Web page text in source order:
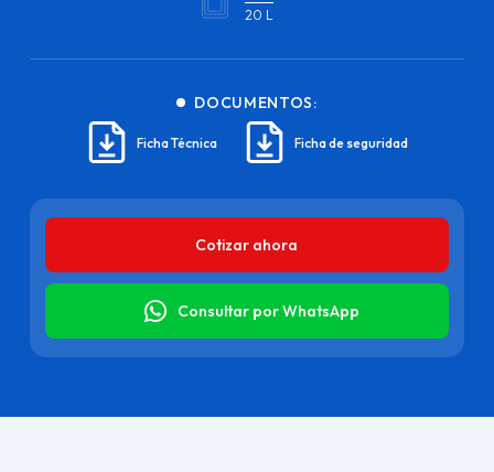
20 L
DOCUMENTOS:
Ficha Técnica Ficha de seguridad
Cotizar ahora
Consultar por WhatsApp